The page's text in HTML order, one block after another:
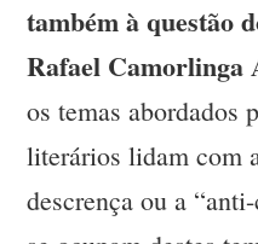
também à questão
Rafael Camorlinga
os temas abordados
literários lidam com
descrença ou a